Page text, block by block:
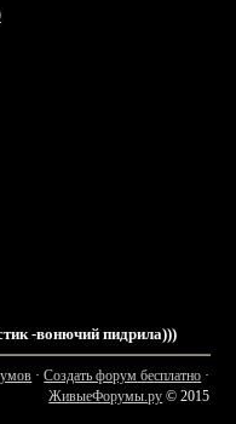
-вонючий пидрила)))
·Создать форум бесплатно ·
ЖивыеФорумы.ру © 2015